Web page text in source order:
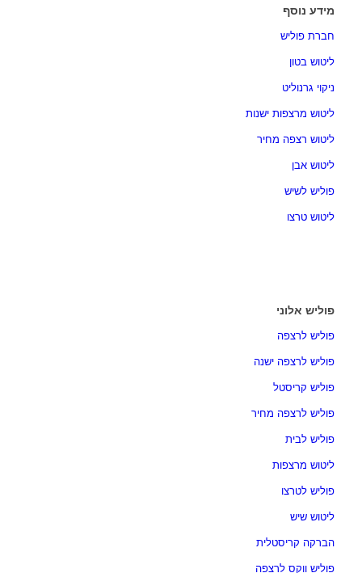
מידע נוסף
חברת פוליש
ליטוש בטון
ניקוי גרנוליט
ליטוש מרצפות ישנות
ליטוש רצפה מחיר
ליטוש אבן
פוליש לשיש
ליטוש טרצו
פוליש אלוני
פוליש לרצפה
פוליש לרצפה ישנה
פוליש קריסטל
פוליש לרצפה מחיר
פוליש לבית
ליטוש מרצפות
פוליש לטרצו
ליטוש שיש
הברקה קריסטלית
פוליש ווקס לרצפה